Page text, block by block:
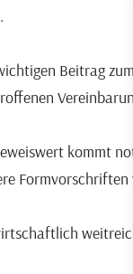
Beitrag
kommt
Formvorschriften